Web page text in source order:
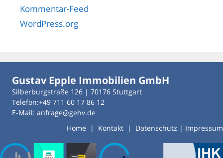
Kommentar-Feed
WordPress.org
Gustav Epple Immobilien GmbH
Silberburgstraße 126 | 70176 Stuttgart
Telefon:+49 711 60 17 86 12
E-Mail: anfrage@gehv.de
Home | Kontakt | Datenschutz | Impressum